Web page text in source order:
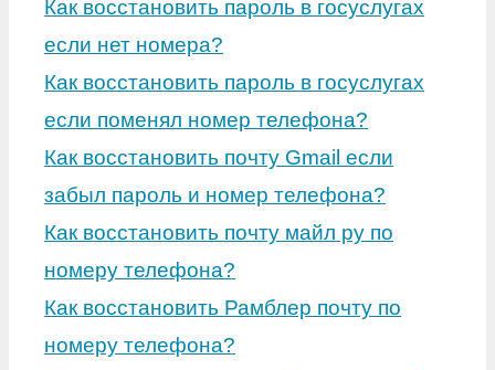
Как восстановить пароль в госуслугах
если нет номера?
Как восстановить пароль в госуслугах
если поменял номер телефона?
Как восстановить почту Gmail если
забыл пароль и номер телефона?
Как восстановить почту майл ру по
номеру телефона?
Как восстановить Рамблер почту по
номеру телефона?